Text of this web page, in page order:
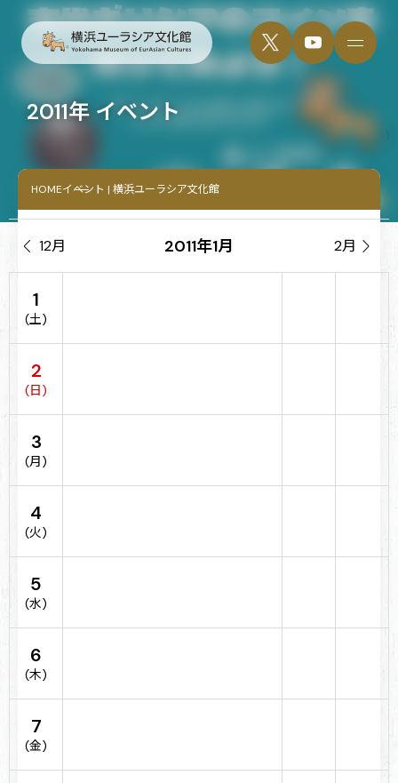
2011年 イベント
HOMEイベント | 横浜ユーラシア文化館
 12月 2011年1月 2月 
1
(土)
2
(日)
3
(月)
4
(火)
5
(水)
6
(木)
7
(金)